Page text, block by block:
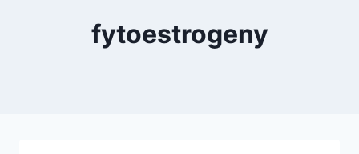
fytoestrogeny